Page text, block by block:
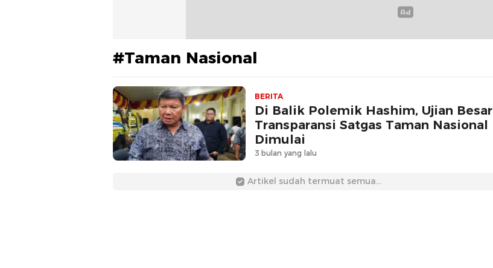
#Taman Nasional
BERITA
Di Balik Polemik Hashim, Ujian Besar
Transparansi Satgas Taman Nasional
Dimulai
3 bulan yang lalu
Artikel sudah termuat semua...